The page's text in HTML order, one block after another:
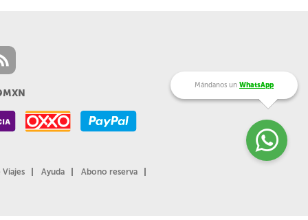
Ayuda
Abono reserva
Mándanos un WhatsApp